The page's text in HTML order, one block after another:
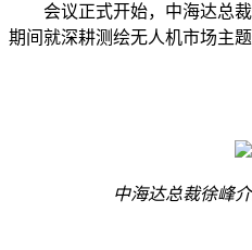
会议正式开始，中海达总
期间就深耕测绘无人机市场主题
中海达总裁徐峰